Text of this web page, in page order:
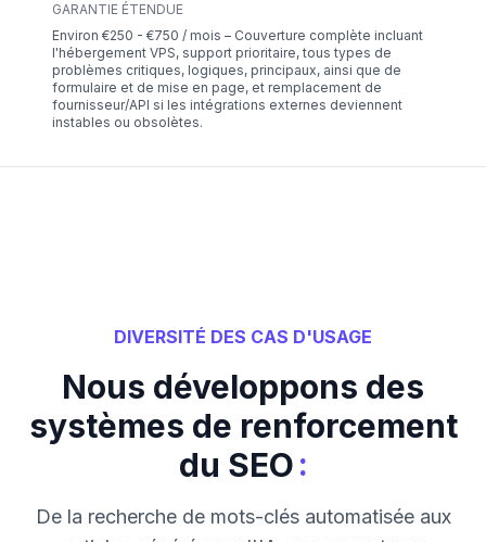
GARANTIE ÉTENDUE
Environ €250 - €750 / mois – Couverture complète incluant
l'hébergement VPS, support prioritaire, tous types de
problèmes critiques, logiques, principaux, ainsi que de
formulaire et de mise en page, et remplacement de
fournisseur/API si les intégrations externes deviennent
instables ou obsolètes.
DIVERSITÉ DES CAS D'USAGE
Nous développons des
systèmes de renforcement
du SEO:
De la recherche de mots-clés automatisée aux